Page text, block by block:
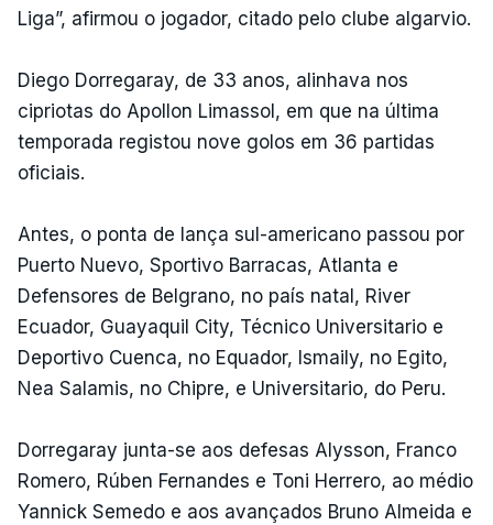
Liga”, afirmou o jogador, citado pelo clube algarvio.
Diego Dorregaray, de 33 anos, alinhava nos
cipriotas do Apollon Limassol, em que na última
temporada registou nove golos em 36 partidas
oficiais.
Antes, o ponta de lança sul-americano passou por
Puerto Nuevo, Sportivo Barracas, Atlanta e
Defensores de Belgrano, no país natal, River
Ecuador, Guayaquil City, Técnico Universitario e
Deportivo Cuenca, no Equador, Ismaily, no Egito,
Nea Salamis, no Chipre, e Universitario, do Peru.
Dorregaray junta-se aos defesas Alysson, Franco
Romero, Rúben Fernandes e Toni Herrero, ao médio
Yannick Semedo e aos avançados Bruno Almeida e